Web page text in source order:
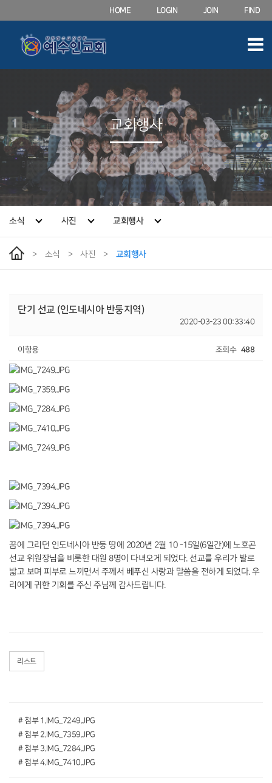
HOME LOGIN JOIN FIND
교회행사
소식 사진 교회행사
> 소식 > 사진 > 교회행사
단기 선교 (인도네시아 반둥지역)
2020-03-23 00:33:40
이항용 조회수 488
꿈에 그리던 인도네시아 반둥 땅에 2020년 2월 10 -15일(6일간)에 노호곤
선교 위원장님을 비롯한 대원 8명이 다녀오게 되었다. 선교를 우리가 발로
밟고 보며 피부로 느끼면서 주께서 베푸신 사랑과 말씀을 전하게 되었다. 우
리에게 귀한 기회를 주신 주님께 감사드립니다.
리스트
# 첨부 1.IMG_7249.JPG
# 첨부 2.IMG_7359.JPG
# 첨부 3.IMG_7284.JPG
# 첨부 4.IMG_7410.JPG